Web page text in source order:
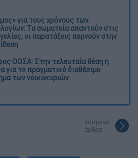
για τους χρόνους των
Τα σωματεία απαντούν στις
οι παρατάξεις περνούν στην
ΟΟΣΑ: Στην τελευταία θέση η
για το πραγματικό διαθέσιμο
των νοικοκυριών
επόμενο
άρθρο